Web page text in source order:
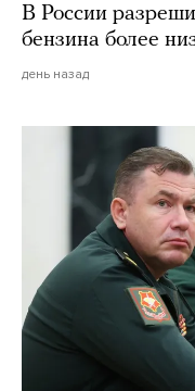
В России
бензина более
день назад